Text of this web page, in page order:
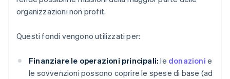
organizzazioni non profit.
Questi fondi vengono utilizzati per:
Finanziare le operazioni principali: le donazioni e
le sovvenzioni possono coprire le spese di base (ad